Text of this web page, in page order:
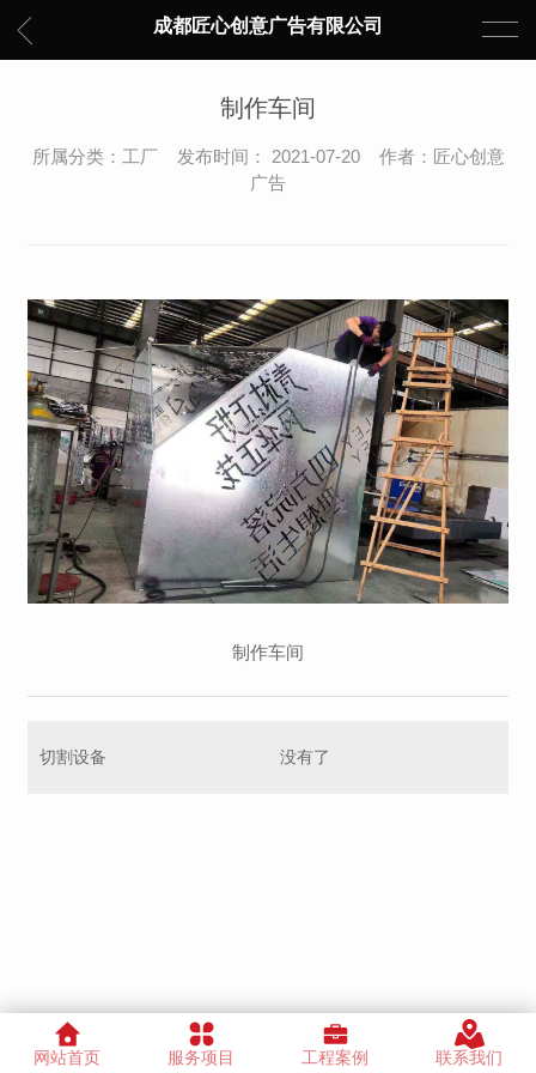
成都匠心创意广告有限公司
制作车间
所属分类：工厂 发布时间： 2021-07-20 作者：匠心创意
广告
制作车间
切割设备 没有了
网站首页 服务项目 工程案例 联系我们